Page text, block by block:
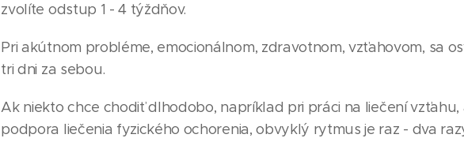
zvolíte odstup 1 - 4 týždňov.
Pri akútnom probléme, emocionálnom, zdravotnom, vzťahovom, sa
tri dni za sebou.
Ak niekto chce chodiť dlhodobo, napríklad pri práci na liečení vzťahu,
podpora liečenia fyzického ochorenia, obvyklý rytmus je raz - dva